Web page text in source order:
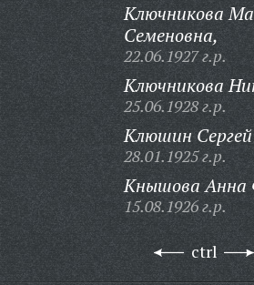
Ключникова
Семеновна,
22.06.1927 г.р.
Ключникова
25.06.1928 г.р.
Клюшин
28.01.1925 г.р.
Кнышова Анна
15.08.1926 г.р.
ctrl